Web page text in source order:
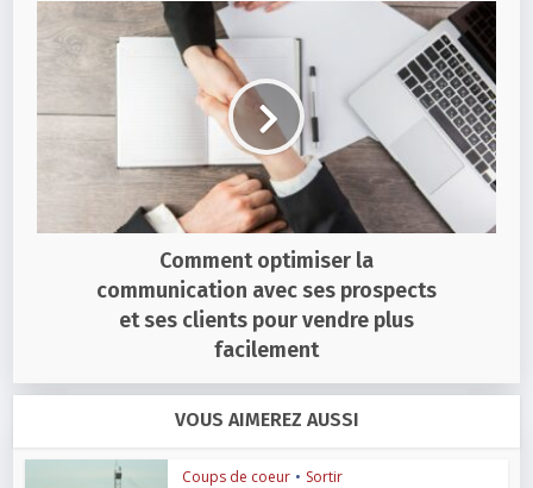
Comment optimiser la
communication avec ses prospects
et ses clients pour vendre plus
facilement
VOUS AIMEREZ AUSSI
Coups de coeur • Sortir